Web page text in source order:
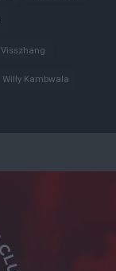
Visszhang
Willy Kambwala